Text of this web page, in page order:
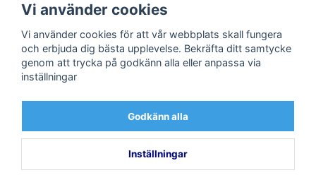
Org.nr: 559024-7762
Mail:info@sportscater.se
Bli kund / Logga in
Support
Allmänna villkor
Kontakta oss
Facebook
Twitter
Vi använder cookies
Vi använder cookies för att vår webbplats skall fungera
och erbjuda dig bästa upplevelse. Bekräfta ditt samtycke
genom att trycka på godkänn alla eller anpassa via
inställningar
Godkänn alla
Inställningar